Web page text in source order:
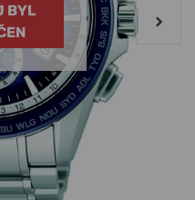
BYL